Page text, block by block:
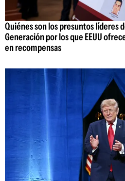
Quiénes son los presuntos líderes
Generación por los que EEUU
en recompensas